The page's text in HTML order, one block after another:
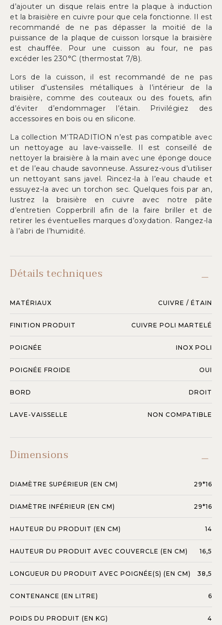
d’ajouter un disque relais entre la plaque à induction
et la braisière en cuivre pour que cela fonctionne. Il est
recommandé de ne pas dépasser la moitié de la
puissance de la plaque de cuisson lorsque la braisière
est chauffée. Pour une cuisson au four, ne pas
excéder les 230°C (thermostat 7/8).
Lors de la cuisson, il est recommandé de ne pas
utiliser d’ustensiles métalliques à l’intérieur de la
braisière, comme des couteaux ou des fouets, afin
d’éviter d’endommager l’étain. Privilégiez des
accessoires en bois ou en silicone.
La collection M’TRADITION n’est pas compatible avec
un nettoyage au lave-vaisselle. Il est conseillé de
nettoyer la braisière à la main avec une éponge douce
et de l’eau chaude savonneuse. Assurez-vous d’utiliser
un nettoyant sans javel. Rincez-la à l’eau chaude et
essuyez-la avec un torchon sec. Quelques fois par an,
lustrez la braisière en cuivre avec notre pâte
d’entretien Copperbrill afin de la faire briller et de
retirer les éventuelles marques d’oxydation. Rangez-la
à l’abri de l’humidité.
Détails techniques
MATÉRIAUX CUIVRE / ÉTAIN
FINITION PRODUIT CUIVRE POLI MARTELÉ
POIGNÉE INOX POLI
POIGNÉE FROIDE OUI
BORD DROIT
LAVE-VAISSELLE NON COMPATIBLE
Dimensions
DIAMÈTRE SUPÉRIEUR (EN CM) 29*16
DIAMÈTRE INFÉRIEUR (EN CM) 29*16
HAUTEUR DU PRODUIT (EN CM) 14
HAUTEUR DU PRODUIT AVEC COUVERCLE (EN CM) 16,5
LONGUEUR DU PRODUIT AVEC POIGNÉE(S) (EN CM) 38,5
CONTENANCE (EN LITRE) 6
POIDS DU PRODUIT (EN KG) 4